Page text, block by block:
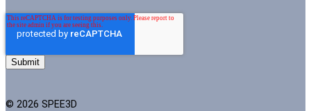
© 2026 SPEE3D